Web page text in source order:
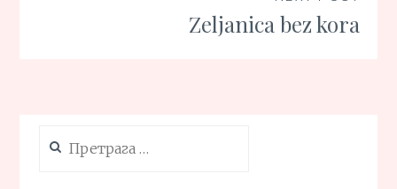
Zeljanica bez kora
за: